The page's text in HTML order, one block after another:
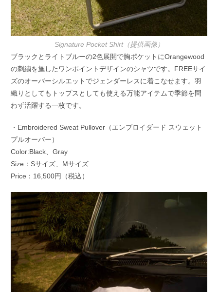
Signature Pocket Shirt（提供画像）
ブラックとライトブルーの2色展開で胸ポケットにOrangewood
の刺繍を施したワンポイントデザインのシャツです。FREEサイ
ズのオーバーシルエットでジェンダーレスに着こなせます。羽
織りとしてもトップスとしても使える万能アイテムで季節を問
わず活躍する一枚です。
・Embroidered Sweat Pullover（エンブロイダード スウェット
プルオーバー）
Color:Black、Gray
Size：Sサイズ、Mサイズ
Price：16,500円（税込）